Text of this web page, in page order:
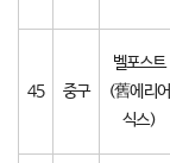
45 중구
벨포스트
(舊에리어
식스)